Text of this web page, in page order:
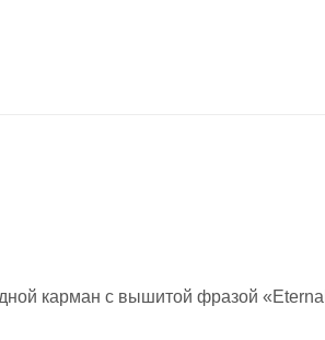
карман с вышитой фразой